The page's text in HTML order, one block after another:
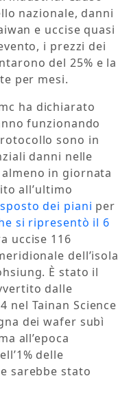
nazionale, danni
e uccise quasi
i prezzi dei
del 25% e la
per mesi.
ha dichiarato
funzionando
sono in
danni nelle
in giornata
all’ultimo
dei piani per
si ripresentò il 6
uccise 116
dell’isola
È stato il
dalle
nel Tainan Science
dei wafer subì
all’epoca
delle
sarebbe stato